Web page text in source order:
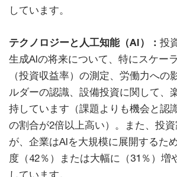
しています。
テクノロジーと人工知能（AI）： 投
生成AIの将来について、特にスケー
（投資収益率）の測定、労働力への
ルダーの認識、設備投資に関して、
持しています（課題よりも機会と認
の割合が2倍以上高い）。また、投資
が、企業はAIを大規模に展開するた
度（42％）または大幅に（31％）増
しています。